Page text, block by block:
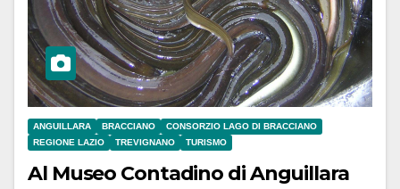
ANGUILLARA BRACCIANO
CONSORZIO LAGO DI BRACCIANO
REGIONE LAZIO
TREVIGNANO TURISMO
Al Museo Contadino di Anguillara